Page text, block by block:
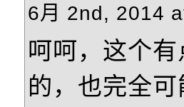
6月 2nd, 2014
呵呵，这个
的，也完全